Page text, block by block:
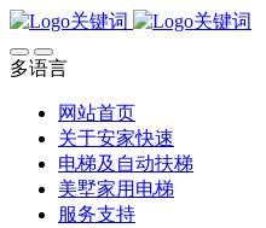
多语言
网站首页
关于安家快速
电梯及自动扶梯
美墅家用电梯
服务支持